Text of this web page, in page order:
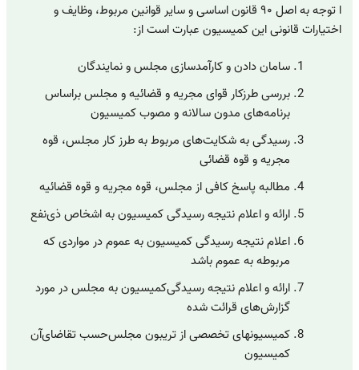
ا توجه به اصل ۹۰ قانون اساسی و سایر قوانین مربوط، وظایف و
اختیارات قانونی این کمیسیون عبارت است از:
سامان دادن و کارآمدسازی مجلس و نمایندگان
بررسی طرزکار قوای مجریه و قضائیه و مجلس براساس
برنامه‌های مدون سالانه و مصوب کمیسیون
رسیدگی به شکایت‌های مربوط به طرز کار مجلس، قوه
مجریه و قوه قضائی
مطالبه پاسخ کافی از مجلس، قوه مجریه و قوه قضائیه
ارائه و اعلام نتیجه رسیدگی کمیسیون به اشخاص ذی‌نفع
اعلام نتیجه رسیدگی کمیسیون به عموم در مواردی که
مربوطه به عموم باشد
ارائه و اعلام نتیجه رسیدگی‌کمیسیون به مجلس در مورد
گزارش‌های قرائت شده‌
کمیسیونهای تخصصی از تریبون مجلس‌حسب تقاضای‌آن
کمیسیون